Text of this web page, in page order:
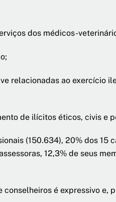
dos médicos-
relacionadas ao exercício
de ilícitos éticos, civis e
(150.634), 20% dos 15
12,3% de seus
é expressivo e,